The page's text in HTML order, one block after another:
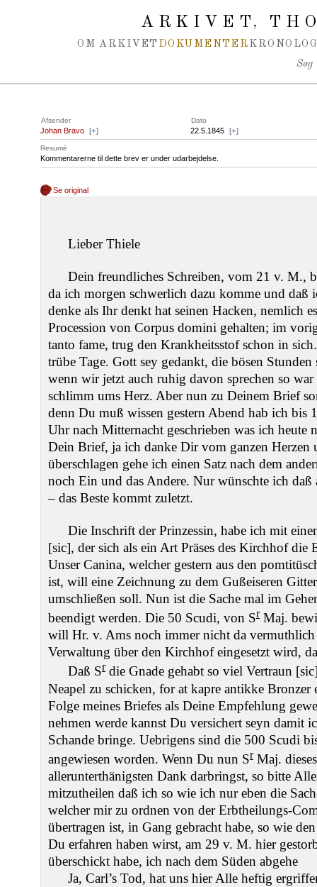
ARKIVET,
OM ARKIVET DOKUMENTER
Søg
Afsender Dato
Johan Bravo [+] 22.5.1845 [+]
Resumé
Kommentarerne til dette brev er under udarbejdelse.
Se original
Lieber Thiele
Dein freundliches Schreiben, vom 21 v. M.,
da ich morgen schwerlich dazu komme und daß
denke als Ihr denkt hat seinen Hacken, nemlich
Procession von Corpus domini gehalten; im
tanto fame, trug den Krankheitsstof schon in
trübe Tage. Gott sey gedankt, die bösen
wenn wir jetzt auch ruhig davon sprechen so
schlimm ums Herz. Aber nun zu Deinem Brief
denn Du muß wissen gestern Abend hab ich bis
Uhr nach Mitternacht geschrieben was ich
Dein Brief, ja ich danke Dir vom ganzen Herzen
überschlagen gehe ich einen Satz nach dem
noch Ein und das Andere. Nur wünschte ich daß
– das Beste kommt zuletzt.
Die Inschrift der Prinzessin, habe ich mit
[sic], der sich als ein Art Präses des Kirchhof die
Unser Canina, welcher gestern aus den
ist, will eine Zeichnung zu dem Gußeiseren
umschließen soll. Nun ist die Sache mal im
beendigt werden. Die 50 Scudi, von SrMaj.
will Hr. v. Ams noch immer nicht da vermuthlich
Verwaltung über den Kirchhof eingesetzt wird,
Daß Srdie Gnade gehabt so viel Vertraun
Neapel zu schicken, for at kapre antikke
Folge meines Briefes als Deine Empfehlung
nehmen werde kannst Du versichert seyn damit
Schande bringe. Uebrigens sind die 500 Scudi
angewiesen worden. Wenn Du nun SrMaj.
allerunterthänigsten Dank darbringst, so bitte
mitzutheilen daß ich so wie ich nur eben die
welcher mir zu ordnen von der Erbtheilungs-
übertragen ist, in Gang gebracht habe, so wie
Du erfahren haben wirst, am 29 v. M. hier
überschickt habe, ich nach dem Süden abgehe
Ja, Carl’s Tod, hat uns hier Alle heftig